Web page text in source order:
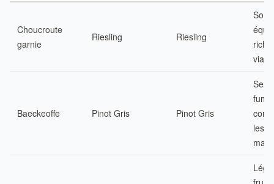
Choucroute
garnie
Riesling Riesling
Son
Baeckeoffe Pinot Gris Pinot Gris
Ses
les